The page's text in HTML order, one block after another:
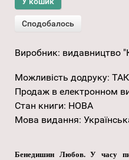
Виробник: видавництво
Можливість додруку: ТАК
Продаж в електронном
Стан книги: НОВА
Мова видання:
Бенедишин Любов. У часу